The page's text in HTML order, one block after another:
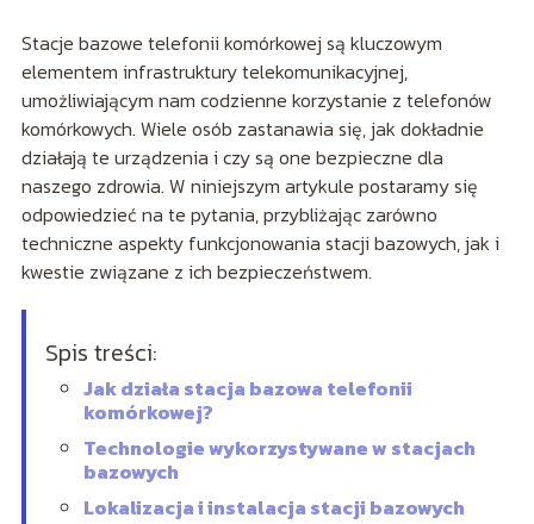
Stacje bazowe telefonii komórkowej są kluczowym
elementem infrastruktury telekomunikacyjnej,
umożliwiającym nam codzienne korzystanie z telefonów
komórkowych. Wiele osób zastanawia się, jak dokładnie
działają te urządzenia i czy są one bezpieczne dla
naszego zdrowia. W niniejszym artykule postaramy się
odpowiedzieć na te pytania, przybliżając zarówno
techniczne aspekty funkcjonowania stacji bazowych, jak i
kwestie związane z ich bezpieczeństwem.
Spis treści:
Jak działa stacja bazowa telefonii
komórkowej?
Technologie wykorzystywane w stacjach
bazowych
Lokalizacja i instalacja stacji bazowych